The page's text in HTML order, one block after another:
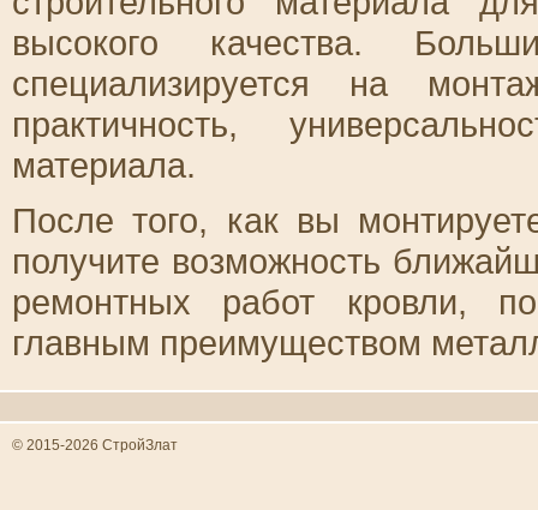
высокого качества.
специализируется на
практичность,
материала.
После того, как вы
получите возможность
ремонтных работ кровли,
главным преимуществом
© 2015-2026 СтройЗлат